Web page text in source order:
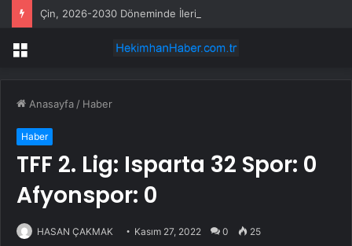
Menü
Anasayfa / Haber
Haber
TFF 2. Lig: Isparta 32 Spor: 0
Afyonspor: 0
HASAN ÇAKMAK Kasım 27, 2022 0 25